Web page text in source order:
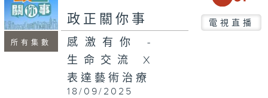
所有集數
政正關你事 電視直播
感激有你 -
生命交流 X
表達藝術治療
18/09/2025